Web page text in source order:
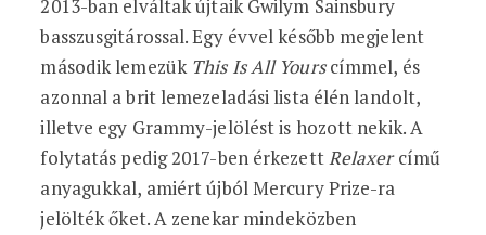
2013-ban elváltak újtaik Gwilym Sainsbury
basszusgitárossal. Egy évvel később megjelent
második lemezük This Is All Yourscímmel, és
azonnal a brit lemezeladási lista élén landolt,
illetve egy Grammy-jelölést is hozott nekik. A
folytatás pedig 2017-ben érkezettRelaxercímű
anyagukkal, amiért újból Mercury Prize-ra
jelölték őket. A zenekar mindeközben